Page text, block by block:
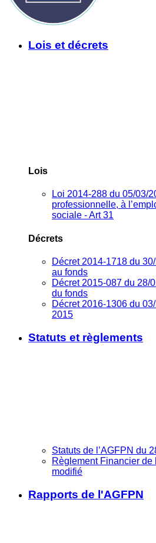
Lois et décrets
Lois
Loi 2014-288 du 05/03/
professionnelle, à
sociale - Art 31
Décrets
Décret 2014-1718 du
au fonds
Décret 2015-087 du 28/
du fonds
Décret 2016-1306 du
2015
Statuts et règlements
Statuts de l’AGFPN du
Règlement Financier de
modifié
Rapports de l'AGFPN